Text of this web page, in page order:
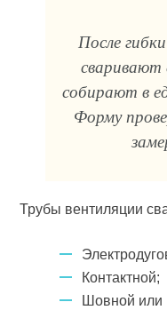
После
сваривают
собирают в
Форму
Трубы вентиляции
Контактной;
Шовной или